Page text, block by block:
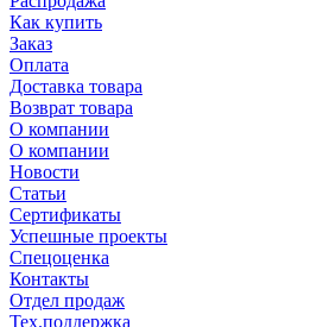
Как купить
Заказ
Оплата
Доставка товара
Возврат товара
О компании
О компании
Новости
Статьи
Сертификаты
Успешные проекты
Спецоценка
Контакты
Отдел продаж
Тех.поддержка